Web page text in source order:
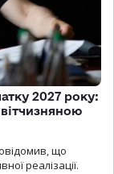
2027 року:
що
реалізації.